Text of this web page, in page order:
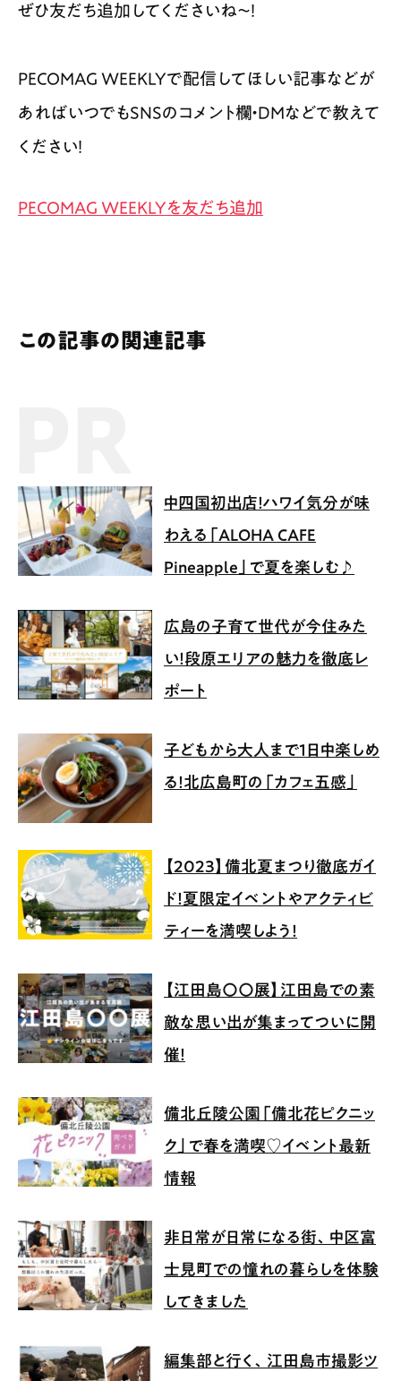
ぜひ友だち追加してくださいね〜！
PECOMAG WEEKLYで配信してほしい記事などが
あればいつでもSNSのコメント欄・DMなどで教えて
ください！
PECOMAG WEEKLYを友だち追加
この記事の関連記事
中四国初出店！ハワイ気分が味
わえる「ALOHA CAFE
Pineapple」で夏を楽しむ♪
広島の子育て世代が今住みた
い！段原エリアの魅力を徹底レ
ポート
子どもから大人まで1日中楽しめ
る！北広島町の「カフェ五感」
【2023】備北夏まつり徹底ガイ
ド！夏限定イベントやアクティビ
ティーを満喫しよう！
【江田島〇〇展】江田島での素
敵な思い出が集まってついに開
催！
備北丘陵公園「備北花ピクニッ
ク」で春を満喫♡イベント最新
情報
非日常が日常になる街、中区富
士見町での憧れの暮らしを体験
してきました
編集部と行く、江田島市撮影ツ